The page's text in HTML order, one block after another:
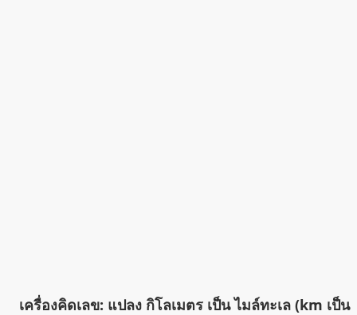
เครื่องคิดเลข: แปลง กิโลเมตร เป็น ไมล์ทะเล (km เป็น